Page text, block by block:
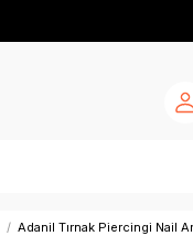
Adanil Tırnak Piercingi Nail